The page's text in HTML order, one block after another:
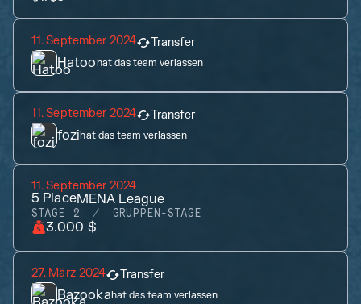
11. September 2024 Transfer
Hatoohat das team verlassen
11. September 2024 Transfer
fozihat das team verlassen
11. September 2024
5 PlaceMENA League
STAGE 2 GRUPPEN-STAGE
3.000 $
27. März 2024 Transfer
Bazookahat das team verlassen